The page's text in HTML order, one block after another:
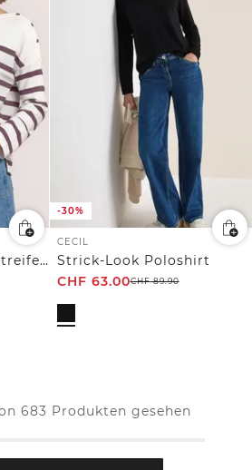
Langarm Shirt mit Streifen und Knöpfen
-30%
CECIL
Strick-Look Poloshirt
CHF 63.00CHF89.90
683 Produkten gesehen